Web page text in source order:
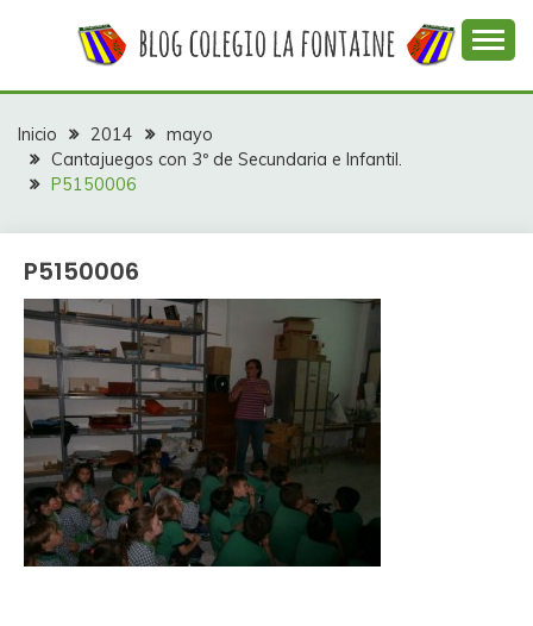
COLEGIO LA
FONTAINE
colegio La Fontaine
Inicio 2014
mayo
Cantajuegos con 3º de Secundaria e Infantil.
P5150006
P5150006